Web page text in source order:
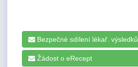
Bezpečné sdílení lékař. výsledků
Žádost o eRecept